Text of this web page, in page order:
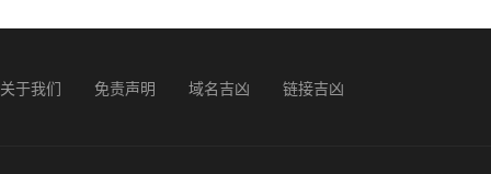
关于我们 免责声明 域名吉凶 链接吉凶